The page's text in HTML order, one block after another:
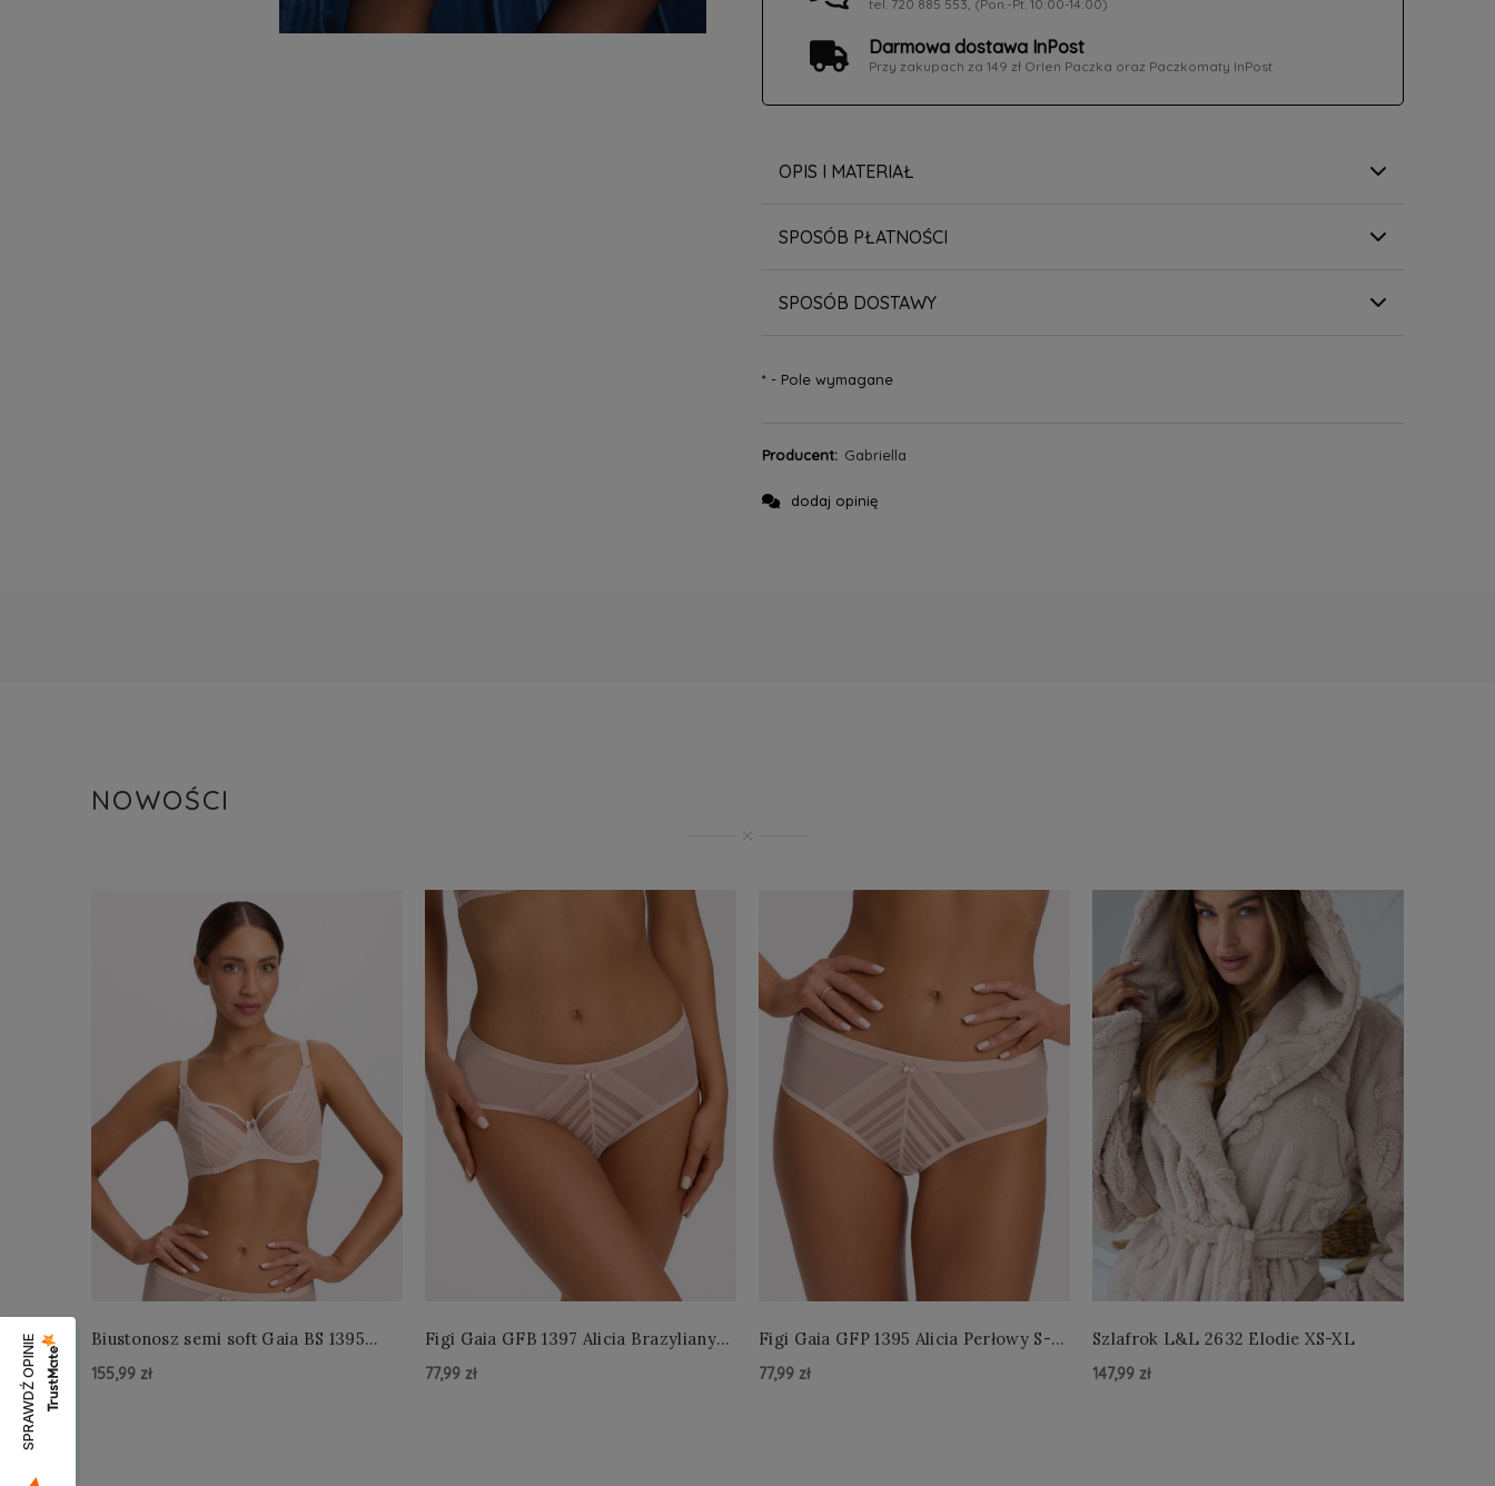
tel. 720 885 553, (Pon.-Pt. 10:00-14:00)
Darmowa dostawa InPost
Przy zakupach za 149 zł Orlen Paczka oraz Paczkomaty InPost
OPIS I MATERIAŁ
SPOSÓB PŁATNOŚCI
SPOSÓB DOSTAWY
*- Pole wymagane
Producent: Gabriella
dodaj opinię
NOWOŚCI
Biustonosz semi soft Gaia BS 1395
155,99 zł
Figi Gaia GFB 1397 Alicia Brazyliany
77,99 zł
Figi Gaia GFP 1395 Alicia Perłowy S-
77,99 zł
Szlafrok L&L 2632 Elodie XS-XL
147,99 zł
SPRAWDŹ OPINIE